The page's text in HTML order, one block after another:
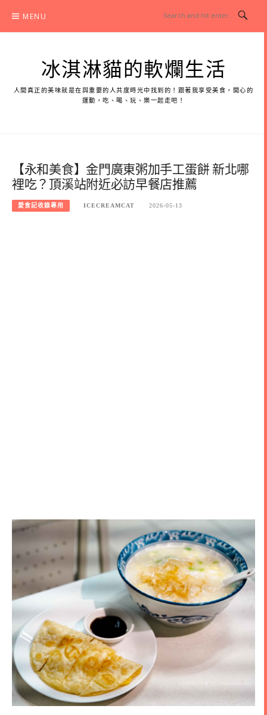
content
MENU
冰淇淋貓的軟爛生活
人間真正的美味就是在與重要的人共度時光中找到的！跟著我享受美食，開心的
運動，吃、喝、玩、樂一起走吧！
【永和美食】金門廣東粥加手工蛋餅 新北哪
裡吃？頂溪站附近必訪早餐店推薦
愛食記收錄專用 ICECREAMCAT 2026-05-13